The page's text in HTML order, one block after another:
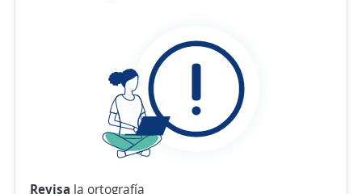
Revisa la ortografía